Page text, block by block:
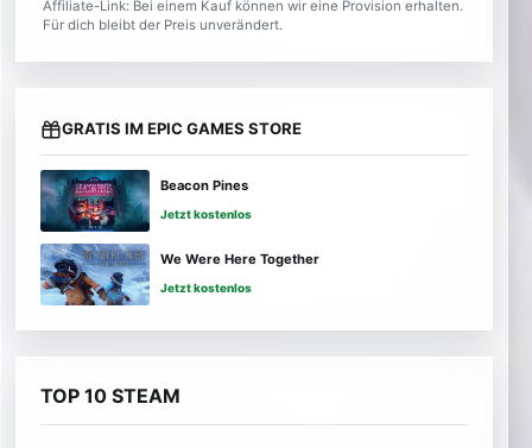
Affiliate-Link: Bei einem Kauf können wir eine Provision erhalten.
Für dich bleibt der Preis unverändert.
GRATIS IM EPIC GAMES STORE
Beacon Pines
Jetzt kostenlos
We Were Here Together
Jetzt kostenlos
TOP 10 STEAM